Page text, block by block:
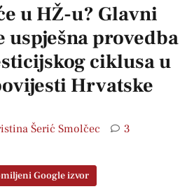
u HŽ-u? Glavni
uspješna provedba
ciklusa u
Hrvatske
Šerić Smolčec 3
Google izvor